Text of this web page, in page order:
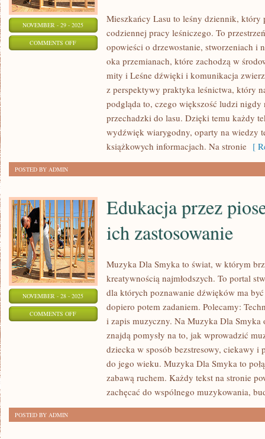
NOVEMBER - 29 - 2025
COMMENTS OFFON
PRZESTRZENI
WIEKÓW
I
LECZNICZE
W
LESIE
Mieszkańcy Lasu to leśny dziennik, który
codziennej pracy leśniczego. To
opowieści o drzewostanie, stworzeniach i
oka przemianach, które zachodzą w
mity i Leśne dźwięki i komunikacja
z perspektywy praktyka leśnictwa, który
podgląda to, czego większość ludzi
przechadzki do lasu. Dzięki temu każdy
wydźwięk wiarygodny, oparty na wiedzy
książkowych informacjach. Na stronie [
POSTED BY ADMIN
NOVEMBER - 28 - 2025
COMMENTS OFFON
Edukacja przez
ich zastosowanie
Muzyka Dla Smyka to świat, w którym
kreatywnością najmłodszych. To portal
dla których poznawanie dźwięków ma
dopiero potem zadaniem. Polecamy:
i zapis muzyczny. Na Muzyka Dla Smyka
znajdą pomysły na to, jak wprowadzić
dziecka w sposób bezstresowy, ciekawy i
do jego wieku. Muzyka Dla Smyka to
zabawą ruchem. Każdy tekst na stronie
zachęcać do wspólnego muzykowania,
POSTED BY ADMIN